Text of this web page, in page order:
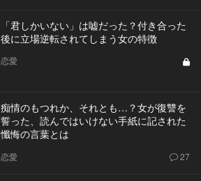
「君しかいない」は嘘だった？付き合った
後に立場逆転されてしまう女の特徴
恋愛
痴情のもつれか、それとも…？女が復讐を
誓った、読んではいけない手紙に記された
懺悔の言葉とは
恋愛 27